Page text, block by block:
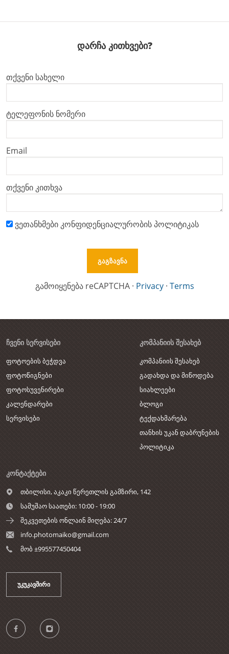
დარჩა კითხვები?
თქვენი სახელი
ტელეფონის ნომერი
Email
თქვენი კითხვა
ვეთანხმები კონფიდენციალურობის პოლიტიკას
გამოიყენება reCAPTCHA· Privacy· Terms
ᲩᲕᲔᲜᲘ ᲡᲔᲠᲕᲘᲡᲔᲑᲘ
ფოტოების ბეჭდვა
ფოტოწიგნები
ფოტოსუვენირები
კალენდარები
სერვისები
ᲙᲝᲛᲞᲐᲜᲘᲘᲡ ᲨᲔᲡᲐᲮᲔᲑ
კომპანიის შესახებ
გადახდა და მიწოდება
სიახლეები
ბლოგი
ტექდახმარება
თანხის უკან დაბრუნების
პოლიტიკა
ᲙᲝᲜᲢᲐᲥᲢᲔᲑᲘ
თბილისი,აკაკი წერეთლის გამზირი, 142
სამუშაო საათები: 10:00 - 19:00
შეკვეთების ონლაინ მიღება: 24/7
info.photomaiko@gmail.com
მობ ±995577450404
ᲣᲙᲣᲙᲐᲕᲨᲘᲠᲘ